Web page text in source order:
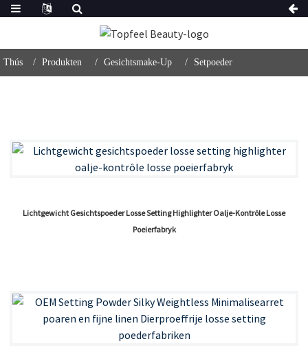
Thús Produkten Gesichtsmake-Up Setpoeder
Lichtgewicht Gesichtspoeder Losse Setting Highlighter Oalje-Kontrôle Losse
Poeierfabryk